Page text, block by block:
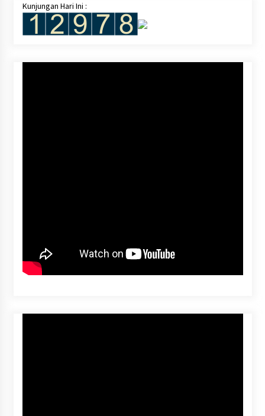
Kunjungan Hari Ini :